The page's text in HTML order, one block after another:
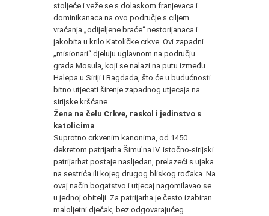
stoljeće i veže se s dolaskom franjevaca i
dominikanaca na ovo područje s ciljem
vraćanja „odijeljene braće“ nestorijanaca i
jakobita u krilo Katoličke crkve. Ovi zapadni
„misionari“ djeluju uglavnom na području
grada Mosula, koji se nalazi na putu između
Halepa u Siriji i Bagdada, što će u budućnosti
bitno utjecati širenje zapadnog utjecaja na
sirijske kršćane.
Žena na čelu Crkve, raskol i jedinstvo s
katolicima
Suprotno crkvenim kanonima, od 1450.
dekretom patrijarha Šimu'na IV. istočno-sirijski
patrijarhat postaje nasljedan, prelazeći s ujaka
na sestrića ili kojeg drugog bliskog rođaka. Na
ovaj način bogatstvo i utjecaj nagomilavao se
u jednoj obitelji. Za patrijarha je često izabiran
maloljetni dječak, bez odgovarajućeg